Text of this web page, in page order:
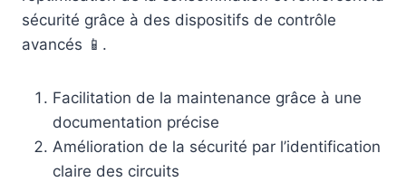
sécurité grâce à des dispositifs de contrôle
avancés 📱.
Facilitation de la maintenance grâce à une
documentation précise
Amélioration de la sécurité par l’identification
claire des circuits